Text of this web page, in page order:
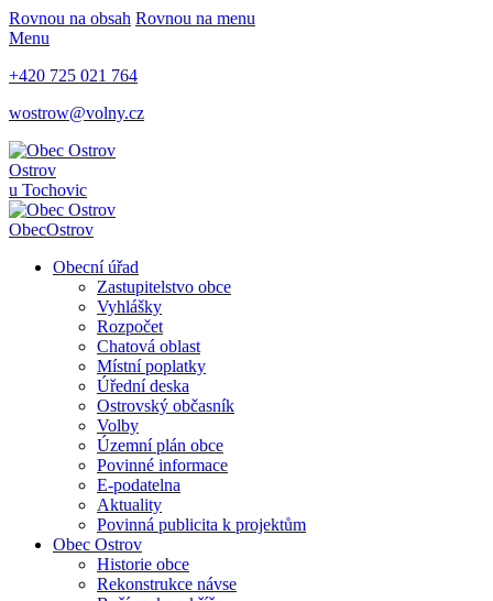
Rovnou na obsah Rovnou na menu
Menu
+420 725 021 764
wostrow@volny.cz
Ostrov
u Tochovic
ObecOstrov
Obecní úřad
Zastupitelstvo obce
Vyhlášky
Rozpočet
Chatová oblast
Místní poplatky
Úřední deska
Ostrovský občasník
Volby
Územní plán obce
Povinné informace
E-podatelna
Aktuality
Povinná publicita k projektům
Obec Ostrov
Historie obce
Rekonstrukce návse